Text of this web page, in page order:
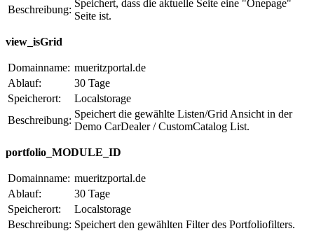
Beschreibung:
Speichert, dass die aktuelle Seite eine "Onepage"
Seite ist.
view_isGrid
Domainname: mueritzportal.de
Ablauf:
30 Tage
Speicherort:
Localstorage
Beschreibung:
Speichert die gewählte Listen/Grid Ansicht in der
Demo CarDealer / CustomCatalog List.
portfolio_MODULE_ID
Domainname: mueritzportal.de
Ablauf:
30 Tage
Speicherort:
Localstorage
Beschreibung: Speichert den gewählten Filter des Portfoliofilters.